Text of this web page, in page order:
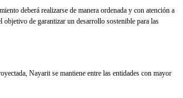
deberá realizarse de manera ordenada y con atención a
objetivo de garantizar un desarrollo sostenible para las
Nayarit se mantiene entre las entidades con mayor